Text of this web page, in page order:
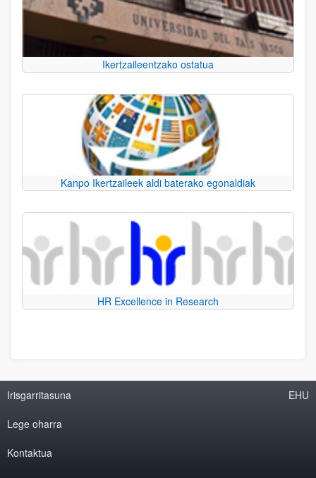
Ikertzaileentzako ostatua
Kanpo Ikertzaileek aldi baterako egonaldiak
HR Excellence in Research
Irisgarritasuna
Lege oharra
Kontaktua
EHU